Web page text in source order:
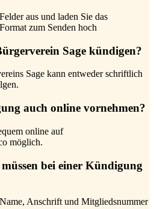
aus und laden Sie das
zum Senden hoch
Sage kündigen?
Sage kann entweder schriftlich
auch online vornehmen?
online auf
möglich.
bei einer Kündigung
Anschrift und Mitgliedsnummer